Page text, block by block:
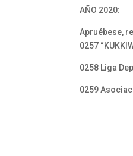
AÑO 2020:
Apruébese,
0257
0258 Liga
0259